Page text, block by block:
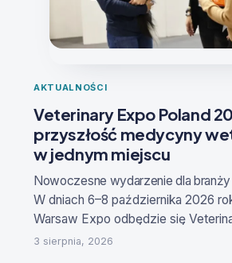
AKTUALNOŚCI
Veterinary Expo Poland
przyszłość medycyny
w jednym miejscu
Nowoczesne wydarzenie dla
W dniach 6–8 października 2026
Warsaw Expo odbędzie się
– Targi Produktów i Innowacji dla
3 sierpnia, 2026